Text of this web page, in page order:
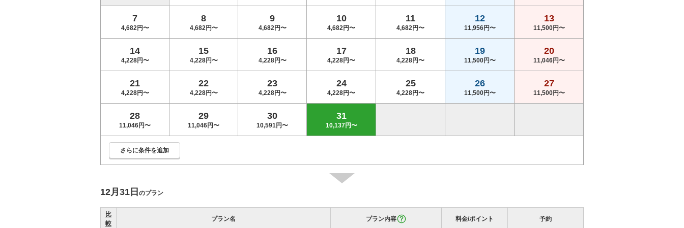
【早遅限定】平日４B限定プラン★昼食付
(総額4,700円)
539
予約
平日３B以上限定プラン★昼食付
4,182円
(総額4,950円)
541pt×人数
予約
【じゃらんゴルフ営業推し！】幹事無料★平日【コンペプラン】
※2組7名～★（昼食付)
～2026/08/31
4,228円
(総額5,000円)
542pt×人数
予約
＜早遅限定＞平日３B以上限定プラン★昼食付
(総額5,000円)
予約
4,228円
【早遅限定】平日４B限定プラン★昼食付
4,228円
(総額5,000円)
予約
7
4,682円〜
8
4,682円〜
9
4,682円〜
10
4,682円〜
11
4,682円〜
12
11,956円〜
13
11,500円〜
14
4,228円〜
15
4,228円〜
16
4,228円〜
17
4,228円〜
18
4,228円〜
19
11,500円〜
20
11,046円〜
21
4,228円〜
22
4,228円〜
23
4,228円〜
24
4,228円〜
25
4,228円〜
26
11,500円〜
27
11,500円〜
28
11,046円〜
29
11,046円〜
30
10,591円〜
31
10,137円〜
さらに条件を追加
12月31日 のプラン
比
較
プラン名 プラン内容 料金/ポイント 予約